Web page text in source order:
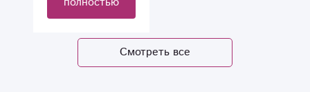
выглядел красиво
и эффективно,
композиция с
идеально для
рождения??????
Смотреть все